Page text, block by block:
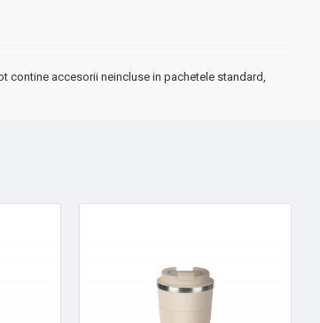
accesorii neincluse in pachetele standard,